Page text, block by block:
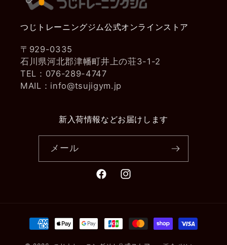
つじトレーニングジム公式オンラインストア
〒929-0335
石川県河北郡津幡町井上の荘3-1-2
TEL：076-289-4747
MAIL：info@tsujigym.jp
新入荷情報などお届けします
メール
FacebookInstagram
決
済